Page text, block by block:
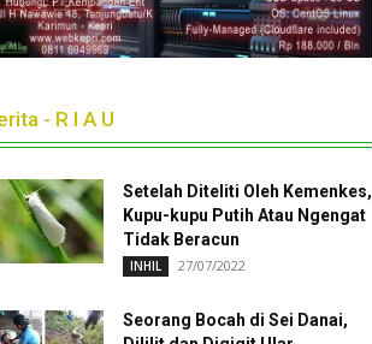
- R I A U
Setelah Diteliti Oleh Kemenkes,
Kupu-kupu Putih Atau Ngengat
Tidak Beracun
INHIL 27/07/2022
Seorang Bocah di Sei Danai,